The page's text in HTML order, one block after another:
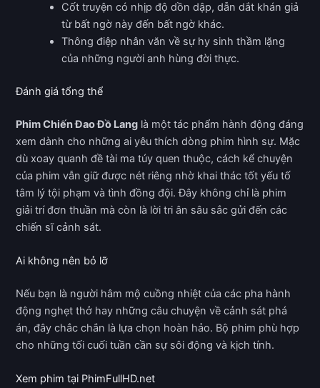
Cốt truyện có nhịp độ dồn dập, dẫn dắt khán giả
từ bất ngờ này đến bất ngờ khác.
Thông điệp nhân văn về sự hy sinh thầm lặng
của những người anh hùng đời thực.
Đánh giá tổng thể
Phim Chiến Đao Đồ Lang là một tác phẩm hành động đáng
xem dành cho những ai yêu thích dòng phim hình sự. Mặc
dù xoay quanh đề tài ma túy quen thuộc, cách kể chuyện
của phim vẫn giữ được nét riêng nhờ khai thác tốt yếu tố
tâm lý tội phạm và tình đồng đội. Đây không chỉ là phim
giải trí đơn thuần mà còn là lời tri ân sâu sắc gửi đến các
chiến sĩ cảnh sát.
Ai không nên bỏ lỡ
Nếu bạn là người hâm mộ cuồng nhiệt của các pha hành
động nghẹt thở hay những câu chuyện về cảnh sát phá
án, đây chắc chắn là lựa chọn hoàn hảo. Bộ phim phù hợp
cho những tối cuối tuần cần sự sôi động và kịch tính.
Xem phim tại PhimFullHD.net